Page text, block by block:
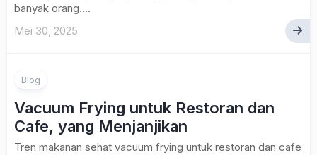
banyak orang....
Mei 30, 2025
Blog
Vacuum Frying untuk Restoran dan
Cafe, yang Menjanjikan
Tren makanan sehat vacuum frying untuk restoran dan cafe